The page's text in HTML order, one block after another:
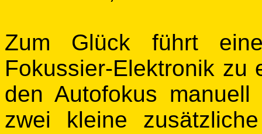
Zum Glück führt
Fokussier-Elektronik zu
den Autofokus
zwei kleine